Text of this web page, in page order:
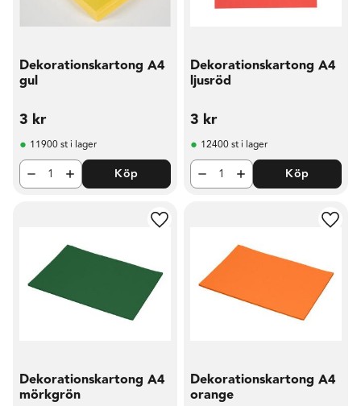
Dekorationskartong A4
gul
3 kr
11900 st i lager
Köp
Dekorationskartong A4
ljusröd
3 kr
12400 st i lager
Köp
Dekorationskartong A4
mörkgrön
Lägg till i favoriter
Dekorationskartong A4
orange